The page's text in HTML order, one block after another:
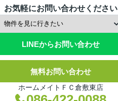
お気軽にお問い合わせください
LINEからお問い合わせ
無料お問い合わせ
ホームメイトＦＣ倉敷東店